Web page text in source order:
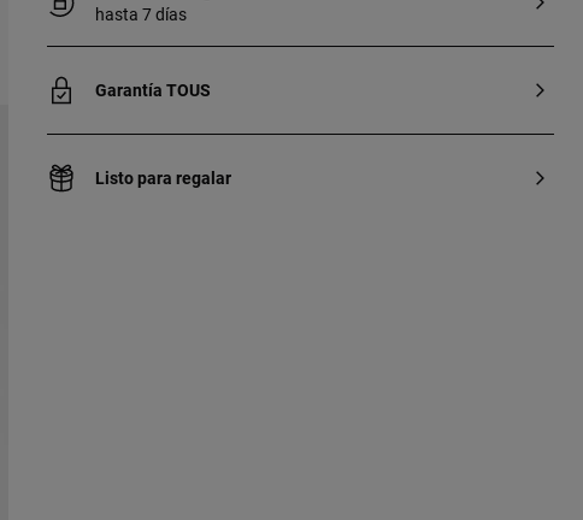
hasta 7 días
Garantía TOUS
Listo para regalar